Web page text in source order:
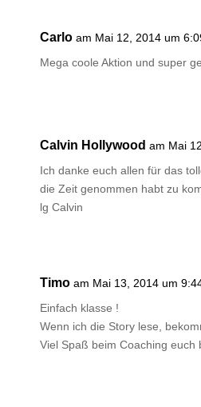
Carlo am Mai 12, 2014 um
Mega coole Aktion und super
Calvin Hollywood am Mai
Ich danke euch allen für das
die Zeit genommen habt zu
lg Calvin
Timo am Mai 13, 2014 um
Einfach klasse !
Wenn ich die Story lese,
Viel Spaß beim Coaching euch